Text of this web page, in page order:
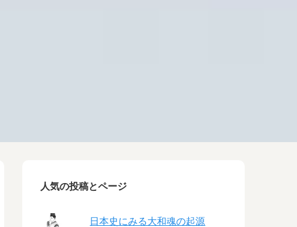
人気の投稿とページ
日本史にみる大和魂の起源